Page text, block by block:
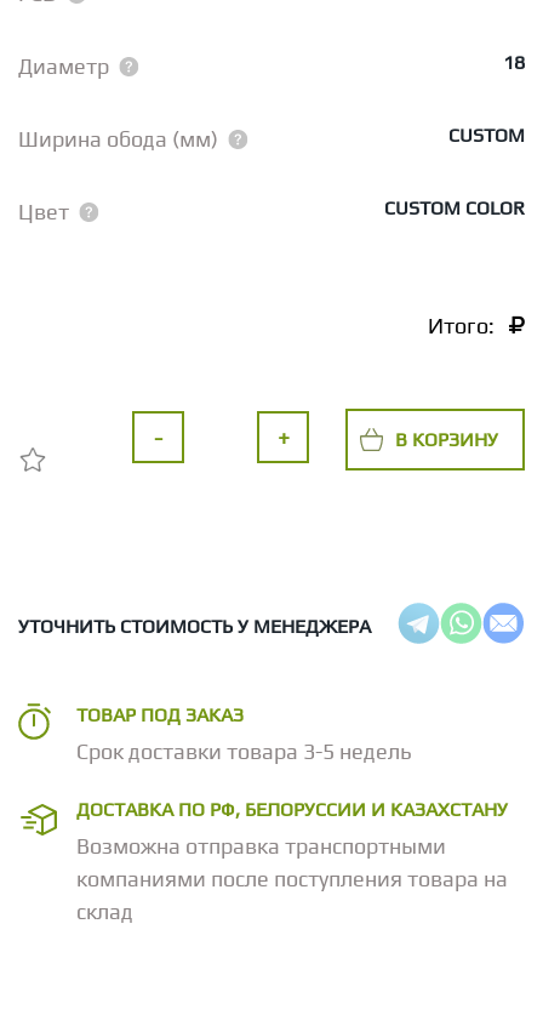
Диаметр 18
Ширина обода (мм) CUSTOM
Цвет CUSTOM COLOR
Итого:
- + В КОРЗИНУ
УТОЧНИТЬ СТОИМОСТЬ У МЕНЕДЖЕРА
ТОВАР ПОД ЗАКАЗ
Срок доставки товара 3-5 недель
ДОСТАВКА ПО РФ, БЕЛОРУССИИ И КАЗАХСТАНУ
Возможна отправка транспортными
компаниями после поступления товара на
склад